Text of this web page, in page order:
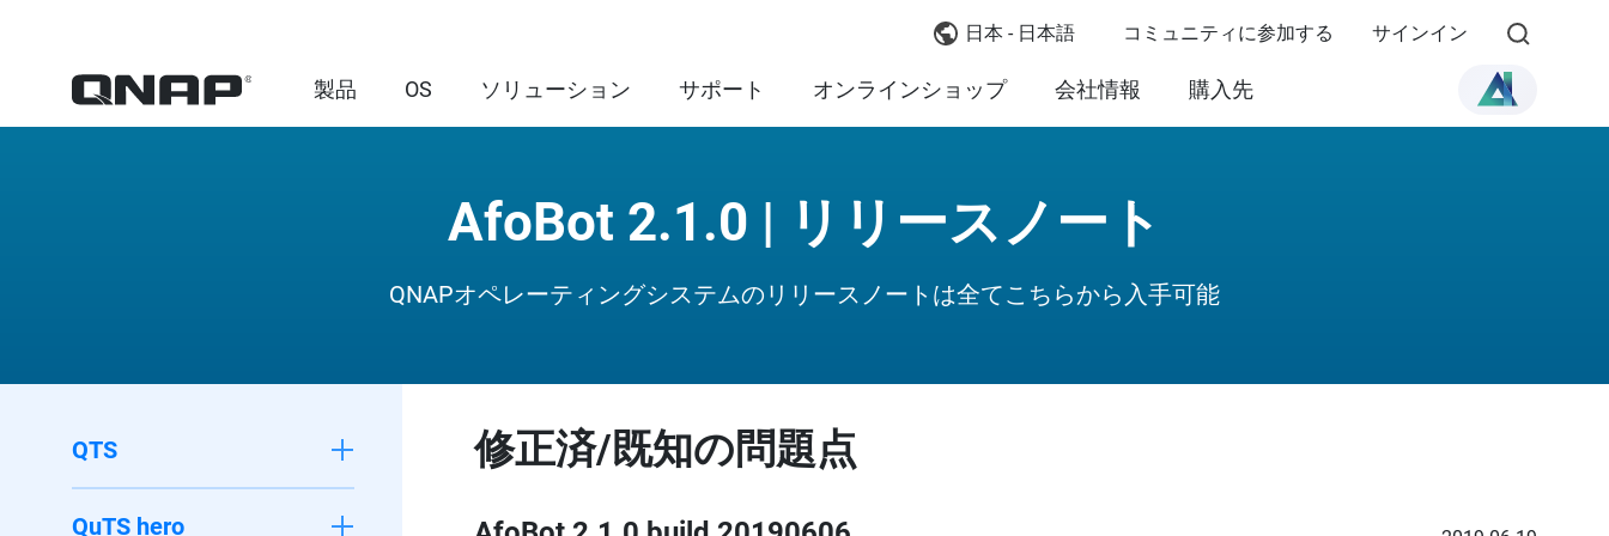
日本 - 日本語 コミュニティに参加する サインイン
製品 OS ソリューション サポート オンラインショップ 会社情報 購入先
AfoBot 2.1.0 | リリースノート
QNAPオペレーティングシステムのリリースノートは全てこちらから入手可能
QTS
QuTS hero
修正済/既知の問題点